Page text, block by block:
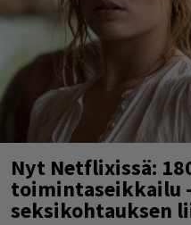
Nyt Netflixissä:
toimintaseikkailu
seksikohtauksen